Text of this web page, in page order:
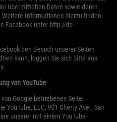
übermittelten Daten sowie deren
Informationen hierzu finden
Facebook unter http://de-
den Besuch unserer Seiten
kann, loggen Sie sich bitte aus
von YouTube
Google betriebenen Seite
YouTube, LLC, 901 Cherry Ave., San
unserer mit einem YouTube-